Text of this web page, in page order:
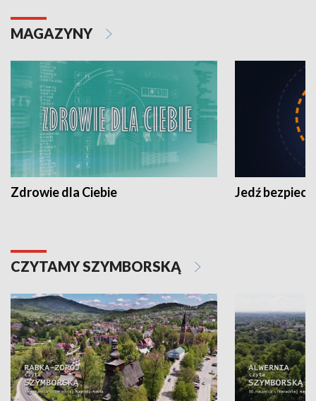
MAGAZYNY
Zdrowie dla Ciebie Jedź
CZYTAMY SZYMBORSKĄ